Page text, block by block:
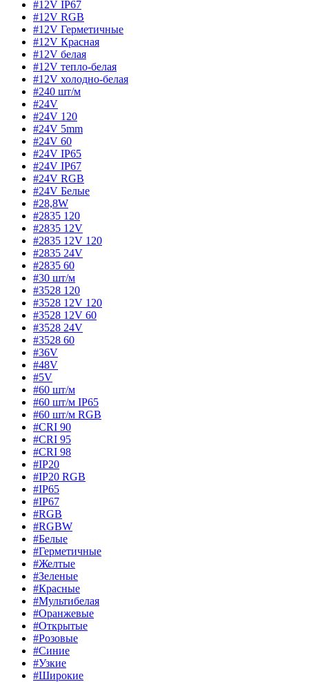
#12V IP67
#12V RGB
#12V Герметичные
#12V Красная
#12V белая
#12V тепло-белая
#12V холодно-белая
#240 шт/м
#24V
#24V 120
#24V 5mm
#24V 60
#24V IP65
#24V IP67
#24V RGB
#24V Белые
#28,8W
#2835 120
#2835 12V
#2835 12V 120
#2835 24V
#2835 60
#30 шт/м
#3528 120
#3528 12V 120
#3528 12V 60
#3528 24V
#3528 60
#36V
#48V
#5V
#60 шт/м
#60 шт/м IP65
#60 шт/м RGB
#CRI 90
#CRI 95
#CRI 98
#IP20
#IP20 RGB
#IP65
#IP67
#RGB
#RGBW
#Белые
#Герметичные
#Желтые
#Зеленые
#Красные
#Мультибелая
#Оранжевые
#Открытые
#Розовые
#Синие
#Узкие
#Широкие